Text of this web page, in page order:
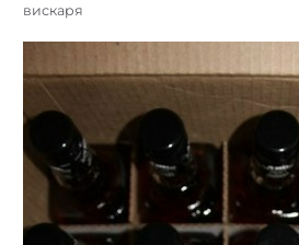
вискаря